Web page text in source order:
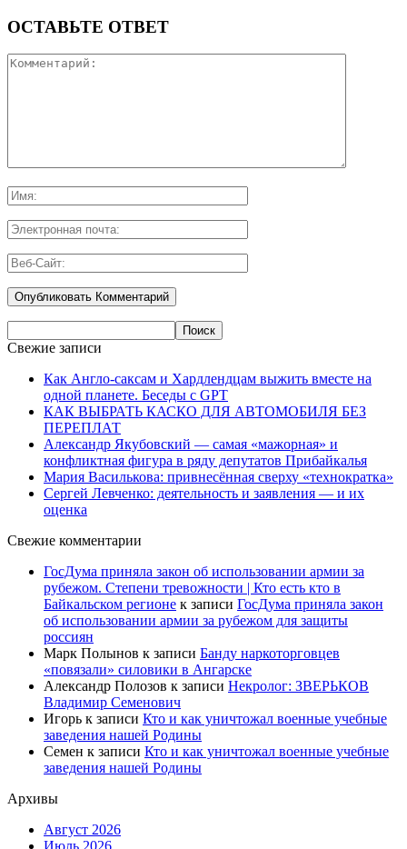
ОСТАВЬТЕ ОТВЕТ
Свежие записи
Как Англо-саксам и Хардлендцам выжить вместе на
одной планете. Беседы с GPT
КАК ВЫБРАТЬ КАСКО ДЛЯ АВТОМОБИЛЯ БЕЗ
ПЕРЕПЛАТ
Александр Якубовский — самая «мажорная» и
конфликтная фигура в ряду депутатов Прибайкалья
Мария Василькова: привнесённая сверху «технократка»
Сергей Левченко: деятельность и заявления — и их
оценка
Свежие комментарии
ГосДума приняла закон об использовании армии за
рубежом. Степени тревожности | Кто есть кто в
Байкальском регионе к записи ГосДума приняла закон
об использовании армии за рубежом для защиты
россиян
Марк Полынов к записи Банду наркоторговцев
«повязали» силовики в Ангарске
Александр Полозов к записи Некролог: ЗВЕРЬКОВ
Владимир Семенович
Игорь к записи Кто и как уничтожал военные учебные
заведения нашей Родины
Семен к записи Кто и как уничтожал военные учебные
заведения нашей Родины
Архивы
Август 2026